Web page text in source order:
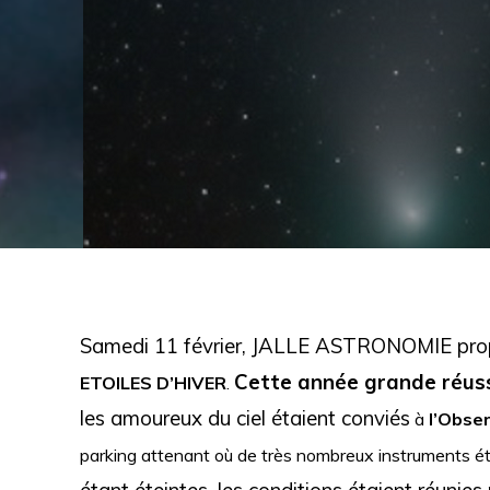
Samedi 11 février, JALLE ASTRONOMIE
ETOILES D’HIVER Cette année grande
les amoureux du ciel étaient conviés à
parking attenant où de très nombreux instruments